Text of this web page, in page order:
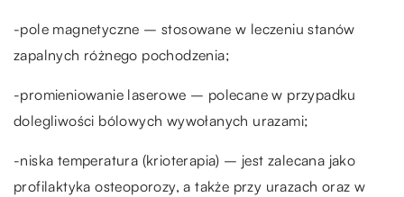
-pole magnetyczne – stosowane w leczeniu stanów
zapalnych różnego pochodzenia;
-promieniowanie laserowe – polecane w przypadku
dolegliwości bólowych wywołanych urazami;
-niska temperatura (krioterapia) – jest zalecana jako
profilaktyka osteoporozy, a także przy urazach oraz w